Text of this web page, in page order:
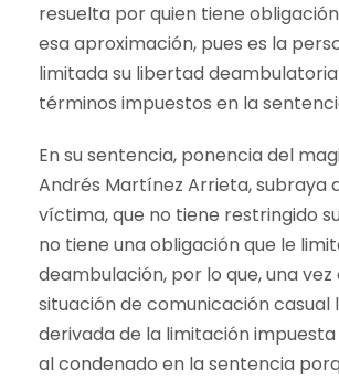
resuelta por quien tiene
esa aproximación, pues es la
limitada su libertad
términos impuestos en la
En su sentencia, ponencia del
Andrés Martínez Arrieta, subraya
víctima, que no tiene restringido
no tiene una obligación que le
deambulación, por lo que, una
situación de comunicación casual
derivada de la limitación
al condenado en la sentencia